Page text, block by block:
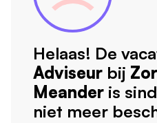
Helaas! De
Adviseur bij
Meander is
niet meer